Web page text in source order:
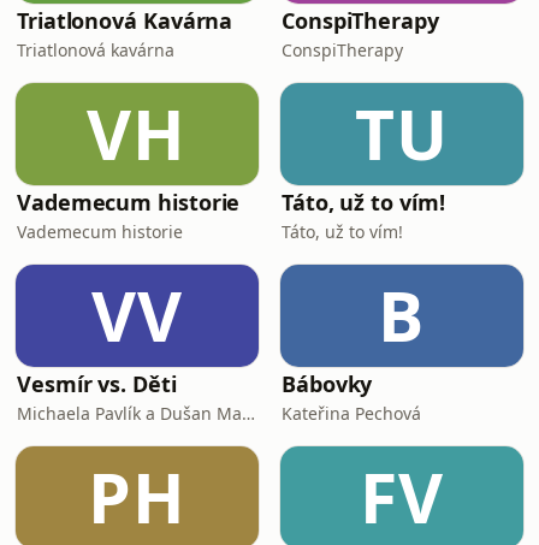
Triatlonová Kavárna
Triatlonová kavárna
ConspiTherapy
ConspiTherapy
VH
Vademecum historie
Vademecum historie
TU
Táto, už to vím!
Táto, už to vím!
VV
Vesmír vs. Děti
Michaela Pavlík a Dušan Majer
B
Bábovky
Kateřina Pechová
PH FV